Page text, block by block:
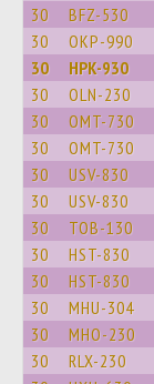
30 BFZ-530
30 OKP-990
30 HPK-930
30 OLN-230
30 OMT-730
30 OMT-730
30 USV-830
30 USV-830
30 TOB-130
30 HST-830
30 HST-830
30 MHU-304
30 MHO-230
30 RLX-230